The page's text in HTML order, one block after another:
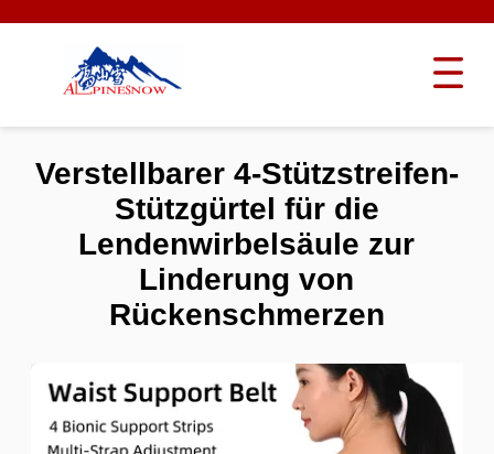
Verstellbarer 4-Stützstreifen-
Stützgürtel für die
Lendenwirbelsäule zur
Linderung von
Rückenschmerzen